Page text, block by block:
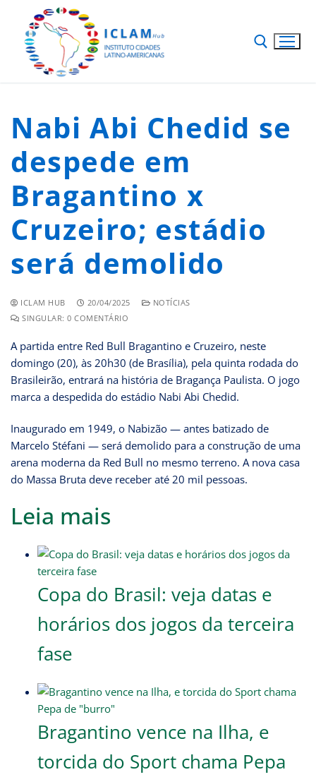
Nabi Abi Chedid se
despede em
Bragantino x
Cruzeiro; estádio
será demolido
ICLAM HUB 20/04/2025
NOTÍCIAS
SINGULAR: 0 COMENTÁRIO
A partida entre Red Bull Bragantino e Cruzeiro, neste
domingo (20), às 20h30 (de Brasília), pela quinta rodada do
Brasileirão, entrará na história de Bragança Paulista. O jogo
marca a despedida do estádio Nabi Abi Chedid.
Inaugurado em 1949, o Nabizão — antes batizado de
Marcelo Stéfani — será demolido para a construção de uma
arena moderna da Red Bull no mesmo terreno. A nova casa
do Massa Bruta deve receber até 20 mil pessoas.
Leia mais
Copa do Brasil: veja datas e
horários dos jogos da terceira
fase
Bragantino vence na Ilha, e
torcida do Sport chama Pepa